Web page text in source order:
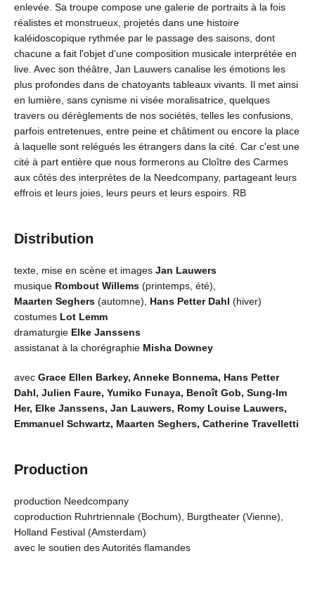
enlevée. Sa troupe compose une galerie de portraits à la fois
réalistes et monstrueux, projetés dans une histoire
kaléidoscopique rythmée par le passage des saisons, dont
chacune a fait l'objet d'une composition musicale interprétée en
live. Avec son théâtre, Jan Lauwers canalise les émotions les
plus profondes dans de chatoyants tableaux vivants. Il met ainsi
en lumière, sans cynisme ni visée moralisatrice, quelques
travers ou dérèglements de nos sociétés, telles les confusions,
parfois entretenues, entre peine et châtiment ou encore la place
à laquelle sont relégués les étrangers dans la cité. Car c'est une
cité à part entière que nous formerons au Cloître des Carmes
aux côtés des interprètes de la Needcompany, partageant leurs
effrois et leurs joies, leurs peurs et leurs espoirs. RB
Distribution
texte, mise en scène et images Jan Lauwers
musique Rombout Willems (printemps, été),
Maarten Seghers (automne), Hans Petter Dahl (hiver)
costumes Lot Lemm
dramaturgie Elke Janssens
assistanat à la chorégraphie Misha Downey
avec Grace Ellen Barkey, Anneke Bonnema, Hans Petter
Dahl, Julien Faure, Yumiko Funaya, Benoît Gob, Sung-Im
Her, Elke Janssens, Jan Lauwers, Romy Louise Lauwers,
Emmanuel Schwartz, Maarten Seghers, Catherine Travelletti
Production
production Needcompany
coproduction Ruhrtriennale (Bochum), Burgtheater (Vienne),
Holland Festival (Amsterdam)
avec le soutien des Autorités flamandes